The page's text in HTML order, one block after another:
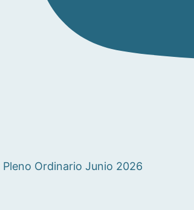
Pleno Ordinario Junio 2026